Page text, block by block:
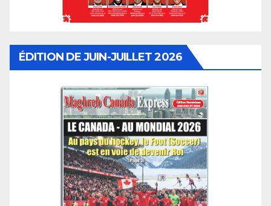
ÉDITION DE JUIN-JUILLET 2026